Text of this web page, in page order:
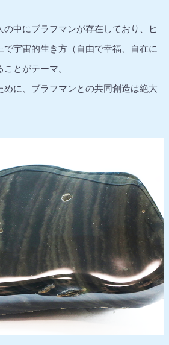
中にブラフマンが存在しており、ヒ
で宇宙的生き方（自由で幸福、自在に
とがテーマ。
めに、ブラフマンとの共同創造は絶大